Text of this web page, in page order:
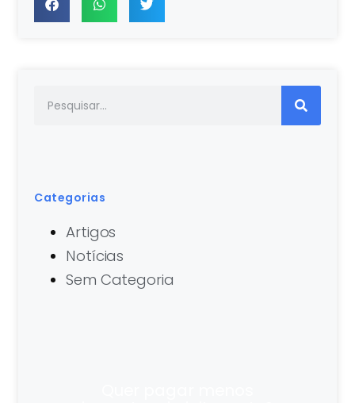
Categorias
Artigos
Notícias
Sem Categoria